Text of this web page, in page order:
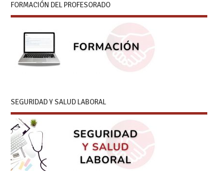
FORMACIÓN DEL PROFESORADO
SEGURIDAD Y SALUD LABORAL